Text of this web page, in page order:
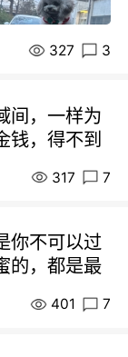
327 3
间，一样为
钱，得不到
317 7
你不可以过
的，都是最
401 7